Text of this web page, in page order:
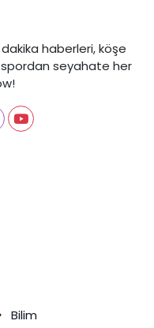
haberleri, köşe
spordan seyahate her
Bilim